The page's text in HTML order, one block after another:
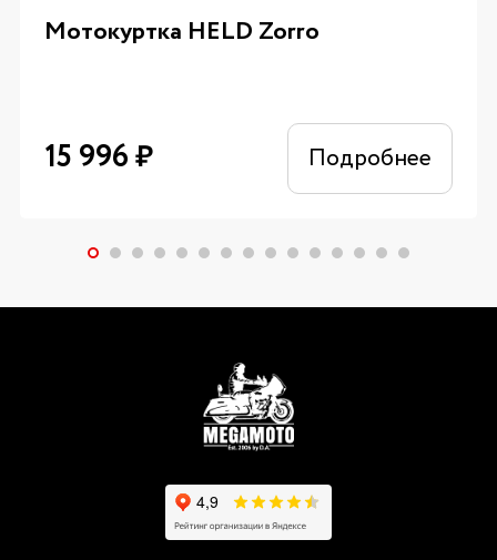
Мотокуртка HELD Zorro
15 996₽ Подробнее